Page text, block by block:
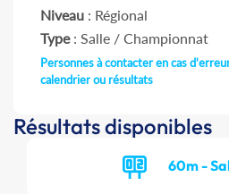
Niveau : Régional
Type: Salle / Championnat
Personnes à contacter en cas
calendrier ou résultats
Résultats disponibles
60m -